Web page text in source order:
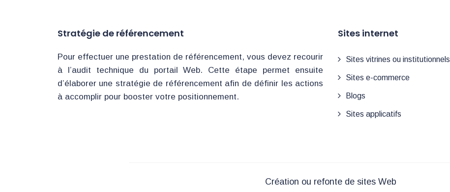
Stratégie de référencement
Pour effectuer une prestation de référencement, vous devez recourir
à l’audit technique du portail Web. Cette étape permet ensuite
d’élaborer une stratégie de référencement afin de définir les actions
à accomplir pour booster votre positionnement.
Sites internet
Sites vitrines ou institutionnels
Sites e-commerce
Blogs
Sites applicatifs
Création ou refonte de sites Web